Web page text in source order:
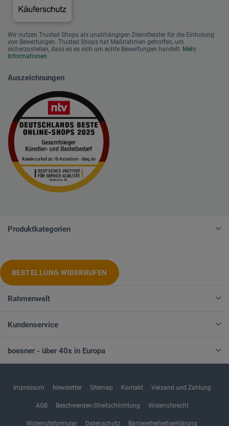
Wir nutzen Trusted Shops als unabhängigen Dienstleister für die Einholung
von Bewertungen. Trusted Shops hat Maßnahmen getroffen, um
sicherzustellen, dass es es sich um echte Bewertungen handelt. Mehr
Informationen
Auszeichnungen
Produktkategorien
BESTELLUNG WIDERRUFEN
Rahmenwelt
Kundenservice
boesner - über 40x in Europa
Impressum Newsletter Sitemap Kontakt Versand und Zahlung
AGB Beschwerden-Streitschlichtung Widerrufsrecht
Widerrufsformular Datenschutz Barrierefreiheitserklärung